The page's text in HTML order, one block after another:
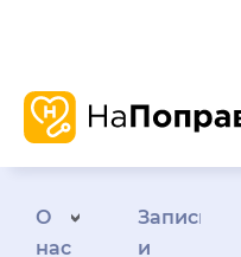
О
нас
Запись
и